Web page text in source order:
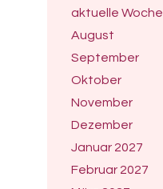
aktuelle Woche
August
September
Oktober
November
Dezember
Januar 2027
Februar 2027